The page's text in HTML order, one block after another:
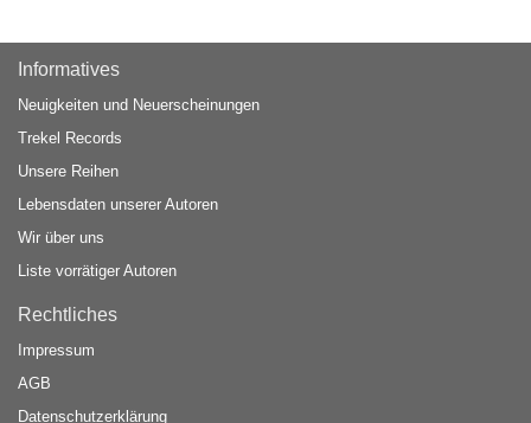
Informatives
Neuigkeiten und Neuerscheinungen
Trekel Records
Unsere Reihen
Lebensdaten unserer Autoren
Wir über uns
Liste vorrätiger Autoren
Rechtliches
Impressum
AGB
Datenschutzerklärung